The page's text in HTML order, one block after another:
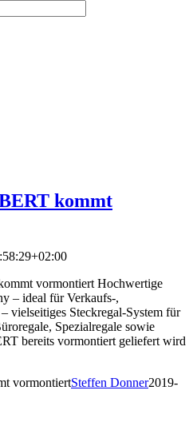
kommt
vormontiert Hochwertige
– ideal für Verkaufs-,
vielseitiges Steckregal-System für
Spezialregale sowie
bereits vormontiert geliefert wird
vormontiertSteffen Donner2019-